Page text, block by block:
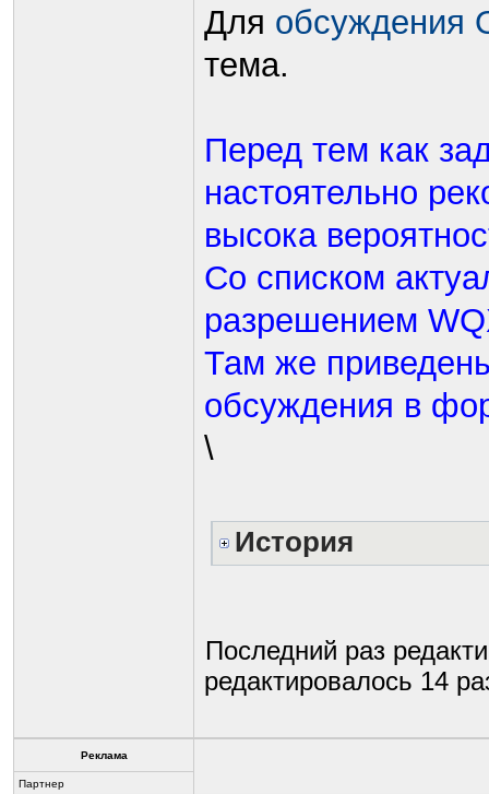
Для обсуждения
тема.
Перед тем как
настоятельно
высока
Со списком
разрешением
Там же
обсуждения в
\
История
Последний раз
редактировалось 14
Реклама
Партнер